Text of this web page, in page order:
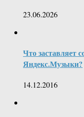
23.06.2026
Что заставляет
Яндекс.Музыки?
14.12.2016